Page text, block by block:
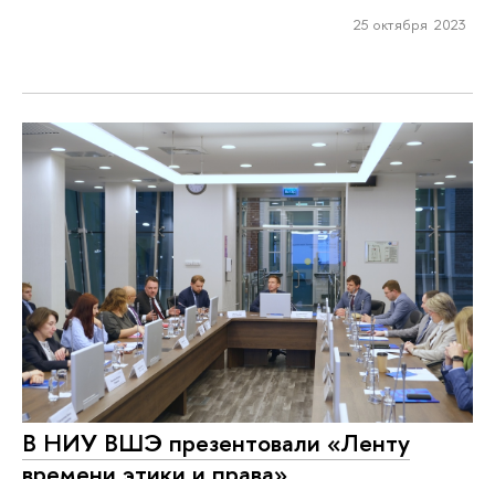
25 октября 2023
В НИУ ВШЭ презентовали «Ленту